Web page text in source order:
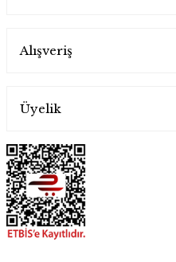
Alışveriş
Üyelik